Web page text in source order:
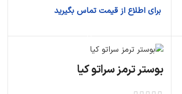
چراغ جلو
چراغ خطر عقب
دیگر قطعات...
برای اطلاع از قیمت تماس بگیرید
بوستر ترمز سراتو کیا